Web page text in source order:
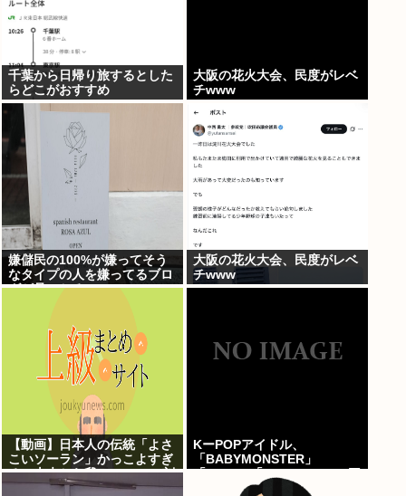
千葉から日帰り旅するとした
らどこがおすすめ
大阪の花火大会、民度がレベ
チwww
嫌儲民の100%が嫌ってそう
なタイプの人を嫌ってるブロ
グが見つかる
大阪の花火大会、民度がレベ
チwww
【動画】日本人の伝統「よさ
こいソーラン」かっこよすぎ
る。古来から我々のDNAに刻
まれた踊り
KーPOPアイドル、
「BABYMONSTER」
「ILLIT」「RESCENE」の三
国志時代に突入！